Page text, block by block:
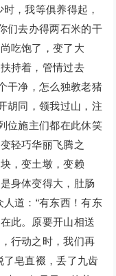
，我等俱养得起，
们去办得两石米的干
吃饱了，变了大
持着，管情过去
干净，怎么独教老猪
胡同，领我过山，注
位施主们都在此休笑
轻巧华丽飞腾之
，变土墩，变赖
身体变得大，肚肠
道：“有东西！有东
此。原要开山相送
行动之时，我们再
了皂直裰，丢了九齿